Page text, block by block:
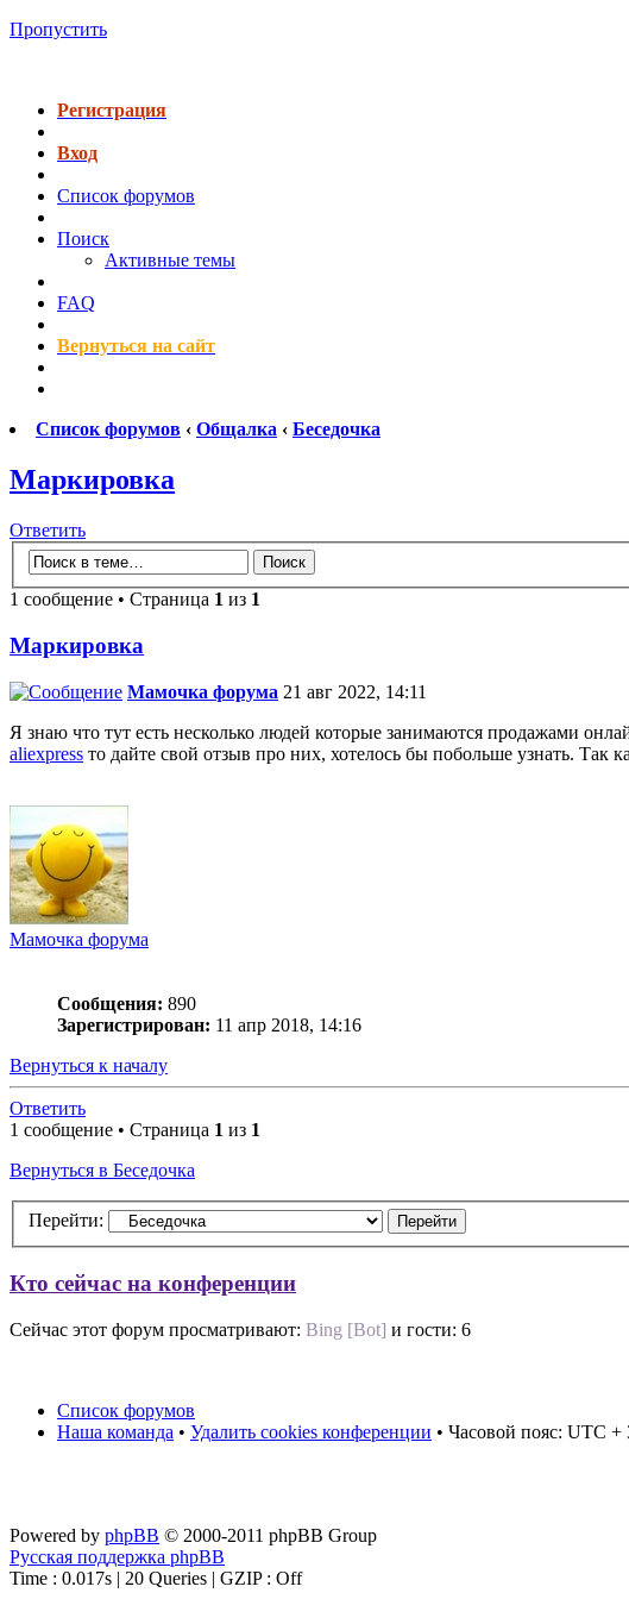
Пропустить
Регистрация
Вход
Список форумов
Поиск
Активные темы
FAQ
Вернуться на сайт
Список форумов ‹ Общалка ‹ Беседочка
Маркировка
Ответить
1 сообщение • Страница 1 из 1
Маркировка
Мамочка форума 21 авг 2022, 14:11
Я знаю что тут есть несколько людей которые занимаются продажами
aliexpress то дайте свой отзыв про них, хотелось бы побольше узнать. Так
Мамочка форума
Сообщения: 890
Зарегистрирован: 11 апр 2018, 14:16
Вернуться к началу
Ответить
1 сообщение • Страница 1 из 1
Вернуться в Беседочка
Перейти:
Кто сейчас на конференции
Сейчас этот форум просматривают: Bing [Bot] и гости: 6
Список форумов
Наша команда • Удалить cookies конференции • Часовой пояс: UTC +
Powered by phpBB © 2000-2011 phpBB Group
Русская поддержка phpBB
Time : 0.017s | 20 Queries | GZIP : Off